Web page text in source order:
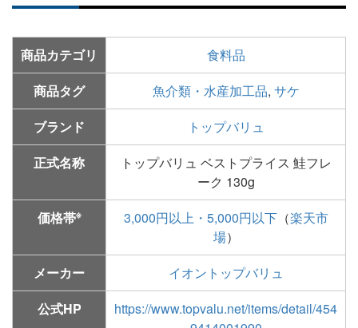
商品カテゴリ
食料品
商品タグ
魚介類・水産加工品, サケ
ブランド
トップバリュ
正式名称
トップバリュ ベストプライス 鮭フレ
ーク 130g
価格帯※ 3,000円以上・5,000円以下（楽天市
場）
メーカー
イオントップバリュ
公式HP
https://www.topvalu.net/items/detail/454